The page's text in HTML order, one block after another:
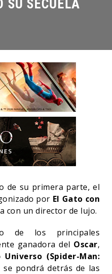
de su primera parte, el
por El Gato con
con un director de lujo.
de los principales
ganadora del Oscar,
(Spider-Man:
se pondrá detrás de las